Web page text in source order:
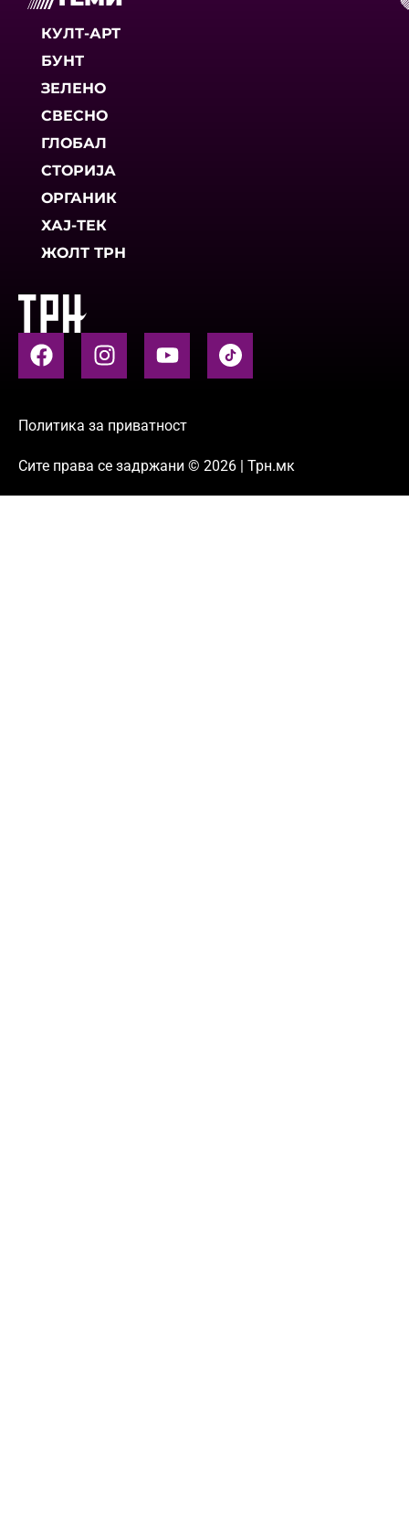
КУЛТ-АРТ
БУНТ
ЗЕЛЕНО
СВЕСНО
ГЛОБАЛ
СТОРИЈА
ОРГАНИК
ХАЈ-ТЕК
ЖОЛТ ТРН
Политика за приватност
Сите права се задржани © 2026 | Трн.мк